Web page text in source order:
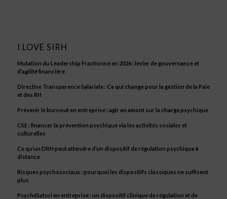
I LOVE SIRH
Mutation du Leadership Fractionné en 2026 : levier de gouvernance et
d’agilité financière
Directive Transparence Salariale : Ce qui change pour la gestion de la Paie
et des RH
Prévenir le burnout en entreprise : agir en amont sur la charge psychique
CSE : financer la prévention psychique via les activités sociales et
culturelles
Ce qu’un DRH peut attendre d’un dispositif de régulation psychique à
distance
Risques psychosociaux : pourquoi les dispositifs classiques ne suffisent
plus
PsychéSatori en entreprise : un dispositif clinique de régulation et de